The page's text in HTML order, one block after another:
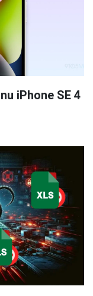
iPhone SE 4